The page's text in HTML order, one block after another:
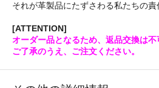
それが革製品にたずさわる私たちの責
[ATTENTION]
オーダー品となるため、返品交換は不
ご了承のうえ、ご注文ください。